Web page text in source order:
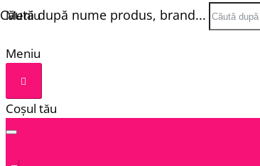
Meniu
Meniu
Coșul tău
Căută după nume produs, brand...